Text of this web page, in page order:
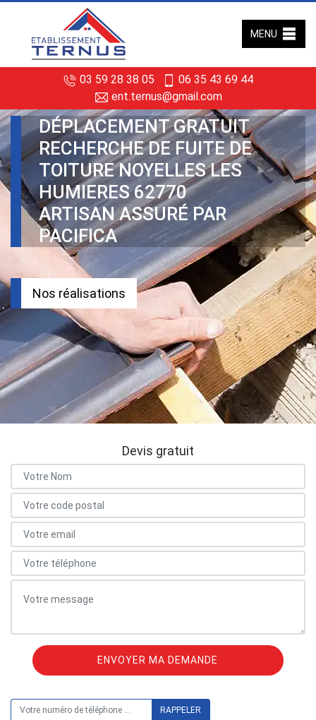
03 59 28 38 05
06 35 43 69 44
ent.ternus@gmail.com
MENU
DÉPLACEMENT GRATUIT
RECHERCHE DE FUITE DE
TOITURE NOYELLES LES
HUMIERES 62770
ARTISAN ASSURÉ PAR
PACIFICA
Nos réalisations
Devis gratuit